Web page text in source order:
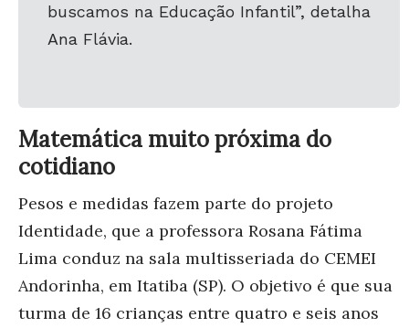
buscamos na Educação Infantil”, detalha
Ana Flávia.
Matemática muito próxima do
cotidiano
Pesos e medidas fazem parte do projeto
Identidade, que a professora Rosana Fátima
Lima conduz na sala multisseriada do CEMEI
Andorinha, em Itatiba (SP). O objetivo é que sua
turma de 16 crianças entre quatro e seis anos